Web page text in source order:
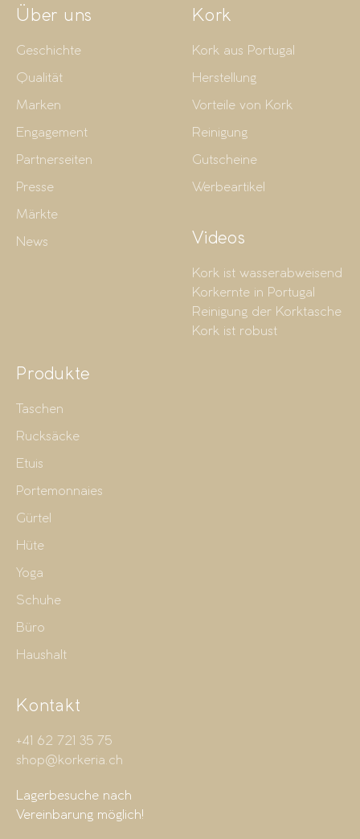
Über uns
Geschichte
Qualität
Marken
Engagement
Partnerseiten
Presse
Märkte
News
Kork
Kork aus Portugal
Herstellung
Vorteile von Kork
Reinigung
Gutscheine
Werbeartikel
Videos
Kork ist wasserabweisend
Korkernte in Portugal
Reinigung der Korktasche
Kork ist robust
Produkte
Taschen
Rucksäcke
Etuis
Portemonnaies
Gürtel
Hüte
Yoga
Schuhe
Büro
Haushalt
Kontakt
+41 62 721 35 75
shop@korkeria.ch
Lagerbesuche nach
Vereinbarung möglich!